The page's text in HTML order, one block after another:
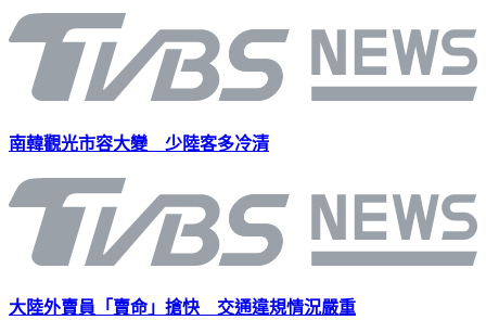
南韓觀光市容大變 少陸客多冷清
大陸外賣員「賣命」搶快 交通違規情況嚴重